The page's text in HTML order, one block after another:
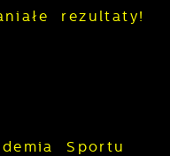
rezultaty!
Sportu